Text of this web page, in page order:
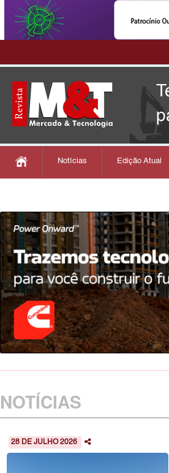
Notícias Edição Atual
NOTÍCIAS
28 DE JULHO 2026